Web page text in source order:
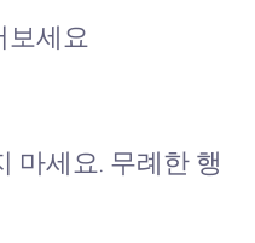
보세요
마세요. 무례한 행